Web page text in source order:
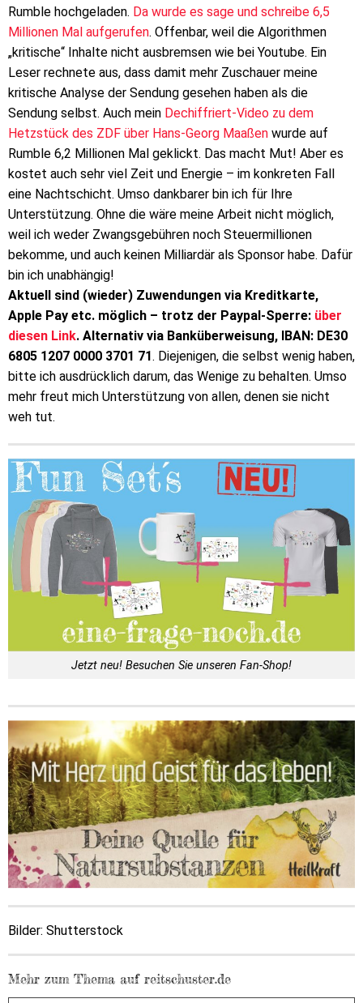
Rumble hochgeladen. Da wurde es sage und schreibe 6,5
Millionen Mal aufgerufen. Offenbar, weil die Algorithmen
„kritische“ Inhalte nicht ausbremsen wie bei Youtube. Ein
Leser rechnete aus, dass damit mehr Zuschauer meine
kritische Analyse der Sendung gesehen haben als die
Sendung selbst. Auch mein Dechiffriert-Video zu dem
Hetzstück des ZDF über Hans-Georg Maaßen wurde auf
Rumble 6,2 Millionen Mal geklickt. Das macht Mut! Aber es
kostet auch sehr viel Zeit und Energie – im konkreten Fall
eine Nachtschicht. Umso dankbarer bin ich für Ihre
Unterstützung. Ohne die wäre meine Arbeit nicht möglich,
weil ich weder Zwangsgebühren noch Steuermillionen
bekomme, und auch keinen Milliardär als Sponsor habe. Dafür
bin ich unabhängig!
Aktuell sind (wieder) Zuwendungen via Kreditkarte,
Apple Pay etc. möglich – trotz der Paypal-Sperre: über
diesen Link. Alternativ via Banküberweisung, IBAN: DE30
6805 1207 0000 3701 71. Diejenigen, die selbst wenig haben,
bitte ich ausdrücklich darum, das Wenige zu behalten. Umso
mehr freut mich Unterstützung von allen, denen sie nicht
weh tut.
Jetzt neu! Besuchen Sie unseren Fan-Shop!
Bilder: Shutterstock
Mehr zum Thema auf reitschuster.de